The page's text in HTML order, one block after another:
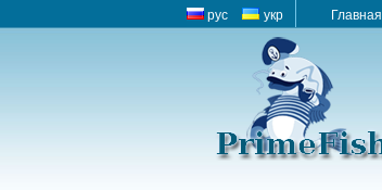
рус укр Главная